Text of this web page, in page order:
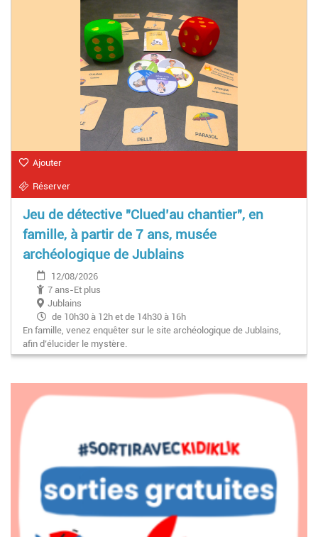
Ajouter
Réserver
Jeu de détective "Clued’au chantier", en
famille, à partir de 7 ans, musée
archéologique de Jublains
12/08/2026
7 ans-Et plus
Jublains
de 10h30 à 12h et de 14h30 à 16h
En famille, venez enquêter sur le site archéologique de Jublains,
afin d’élucider le mystère.